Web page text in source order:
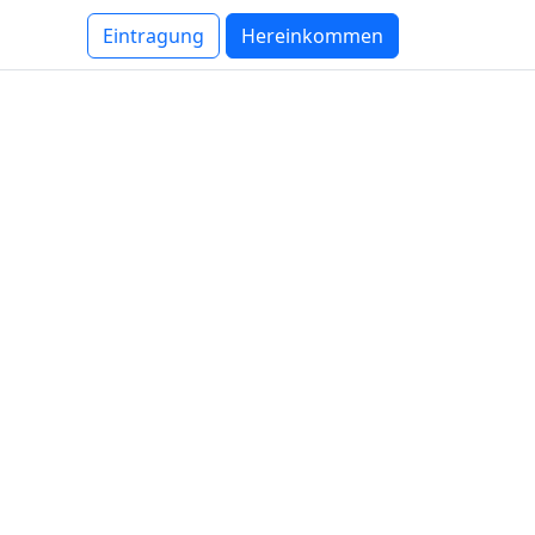
Eintragung Hereinkommen